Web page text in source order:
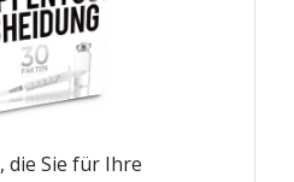
, die Sie für Ihre